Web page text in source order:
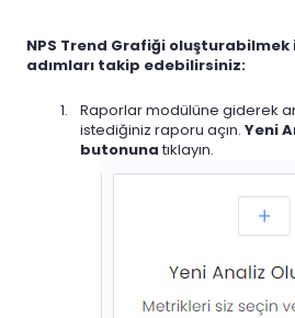
NPS Trend Grafiği oluşturabilmek
adımları takip edebilirsiniz:
Raporlar modülüne giderek
istediğiniz raporu açın. Yeni
butonunatıklayın.